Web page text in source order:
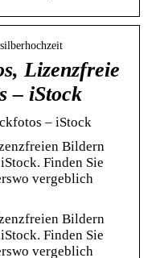
Lizenzfreie
– iStock
– iStock
Bildern
Finden Sie
vergeblich
Bildern
Finden Sie
vergeblich